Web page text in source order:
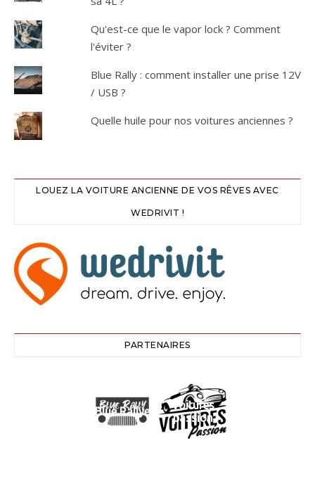
Qu'est-ce que le vapor lock ? Comment
l'éviter ?
Blue Rally : comment installer une prise 12V
/ USB ?
Quelle huile pour nos voitures anciennes ?
LOUEZ LA VOITURE ANCIENNE DE VOS RÊVES AVEC
WEDRIVIT !
PARTENAIRES
Blue Rallye
Voitures
passion